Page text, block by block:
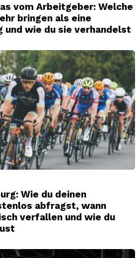
vom Arbeitgeber: Welche
bringen als eine
und wie du sie verhandelst
Wie du deinen
abfragst, wann
verfallen und wie du